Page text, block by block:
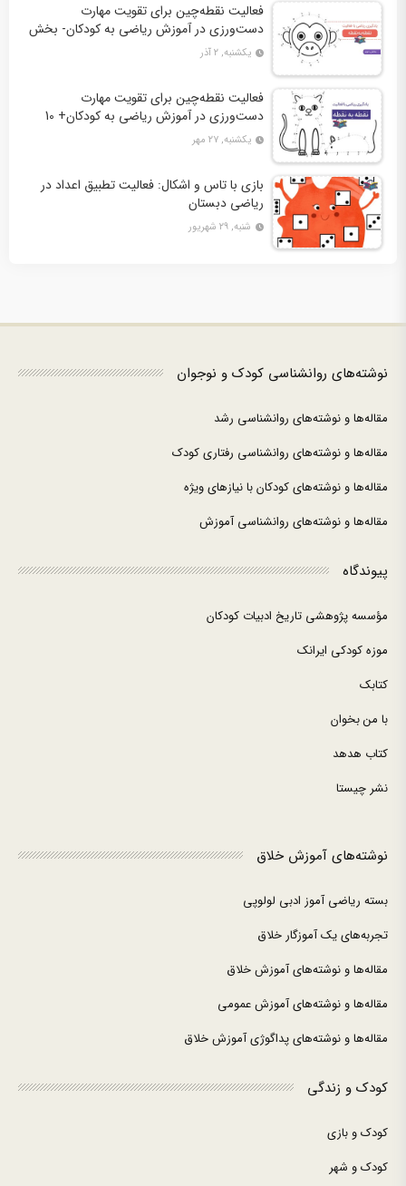
فعالیت نقطه‌چین برای تقویت مهارت
دست‌ورزی در آموزش ریاضی به کودکان- بخش
دوم + 10 کاربرگ فعالیت
یکشنبه, ۲ آذر
فعالیت نقطه‌چین برای تقویت مهارت
دست‌ورزی در آموزش ریاضی به کودکان+ 10
کاربرگ فعالیت
یکشنبه, ۲۷ مهر
بازی با تاس و اشکال: فعالیت تطبیق اعداد در
ریاضی دبستان
شنبه, ۲۹ شهریور
نوشته‌های روانشناسی کودک و نوجوان
مقاله‌ها و نوشته‌های روانشناسی رشد
مقاله‌ها و نوشته‌های روانشناسی رفتاری کودک
مقاله‌ها و نوشته‌های کودکان با نیازهای ویژه
مقاله‌ها و نوشته‌های روانشناسی آموزش
پیوندگاه
مؤسسه پژوهشی تاریخ ادبیات کودکان
موزه کودکی ایرانک
کتابک
با من بخوان
کتاب هدهد
نشر چیستا
نوشته‌های آموزش خلاق
بسته ریاضی آموز ادبی لولوپی
تجربه‌های یک آموزگار خلاق
مقاله‌ها و نوشته‌های آموزش خلاق
مقاله‌ها و نوشته‌های آموزش عمومی
مقاله‌ها و نوشته‌های پداگوژی آموزش خلاق
کودک و زندگی
کودک و بازی
کودک و شهر